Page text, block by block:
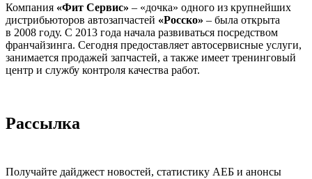
Компания «Фит Сервис» – «дочка» одного из крупнейших
дистрибьюторов автозапчастей «Росско» – была открыта
в 2008 году. С 2013 года начала развиваться посредством
франчайзинга. Сегодня предоставляет автосервисные услуги,
занимается продажей запчастей, а также имеет тренинговый
центр и службу контроля качества работ.
Рассылка
Получайте дайджест новостей, статистику АЕБ и анонсы